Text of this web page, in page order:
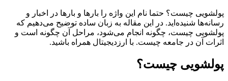
پولشویی چیست؟‌ حتما نام این واژه را بارها و بارها در اخبار و
رسانه‌ها شنیده‌اید. در این مقاله به زبان ساده توضیح می‌دهیم که
پولشویی چیست، چگونه انجام می‌شود، مراحل آن چگونه است و
اثرات آن در جامعه چیست. با ارزدیجیتال همراه باشید.
پولشویی چیست؟